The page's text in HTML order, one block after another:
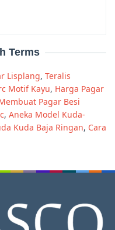
Terms
Lisplang, Teralis
Motif Kayu, Harga Pagar
Pagar Besi
, Aneka Model Kuda-
Kuda Baja Ringan, Cara